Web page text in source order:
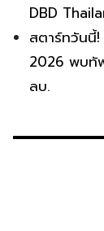
DBD
สตาร์ทวันนี้
2026 พบทั
ลบ.